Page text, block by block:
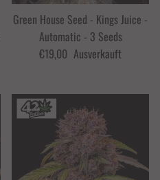
Green House Seed - Kings Juice -
Automatic - 3 Seeds
€19,00 Ausverkauft